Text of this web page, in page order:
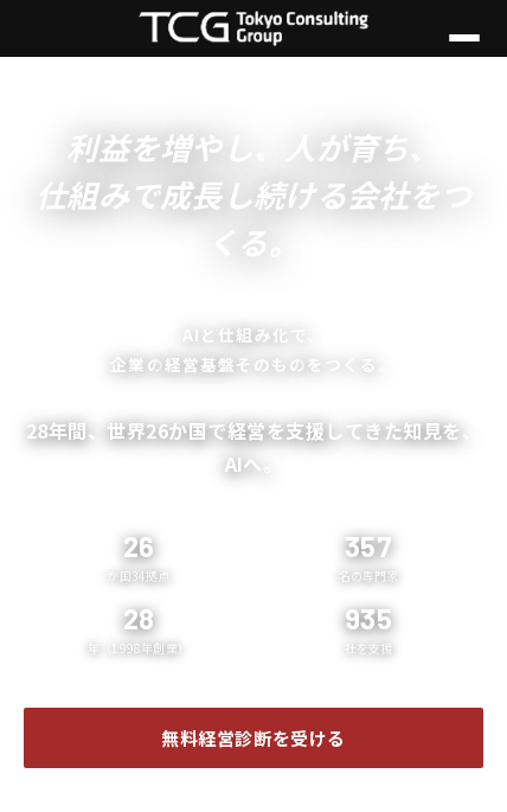
利益を増やし、人が育ち、
仕組みで成長し続ける会社をつ
くる。
AIと仕組み化で、
企業の 経営基盤そのもの をつくる。
28年間、世界26か国で経営を支援してきた知見を、
AIへ。
26
か国34拠点
357
名の専門家
28
年（1998年創業）
935
社を支援
無料経営診断を受ける